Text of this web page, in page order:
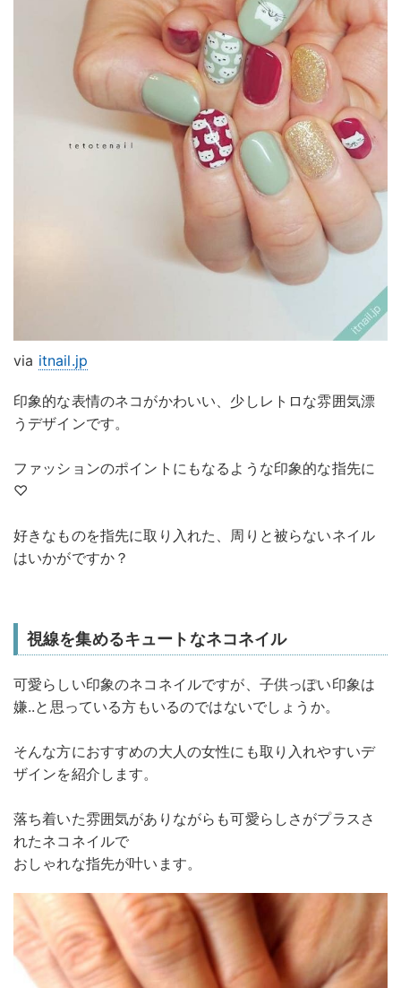
via itnail.jp
印象的な表情のネコがかわいい、少しレトロな雰囲気漂
うデザインです。
ファッションのポイントにもなるような印象的な指先に
♡
好きなものを指先に取り入れた、周りと被らないネイル
はいかがですか？
視線を集めるキュートなネコネイル
可愛らしい印象のネコネイルですが、子供っぽい印象は
嫌..と思っている方もいるのではないでしょうか。
そんな方におすすめの大人の女性にも取り入れやすいデ
ザインを紹介します。
落ち着いた雰囲気がありながらも可愛らしさがプラスさ
れたネコネイルで
おしゃれな指先が叶います。